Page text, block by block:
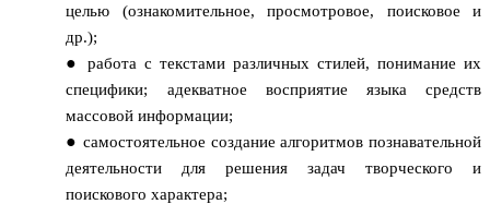
целью (ознакомительное, просмотровое, поисковое и
др.);
работа с текстами различных стилей, понимание их
специфики; адекватное восприятие языка средств
массовой информации;
самостоятельное создание алгоритмов познавательной
деятельности для решения задач творческого и
поискового характера;